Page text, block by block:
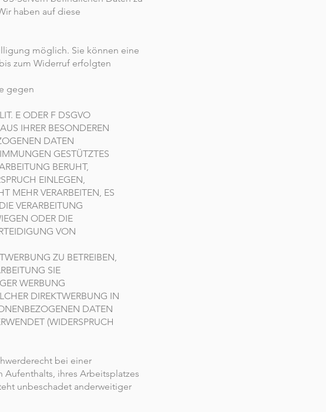
haben auf diese
möglich. Sie können eine
zum Widerruf erfolgten
gegen
E ODER F DSGVO
IHRER BESONDEREN
DATEN
GESTÜTZTES
BERUHT,
EINLEGEN,
MEHR VERARBEITEN, ES
VERARBEITUNG
ODER DIE
VON
ZU BETREIBEN,
SIE
WERBUNG
DIREKTWERBUNG IN
DATEN
(WIDERSPRUCH
bei einer
ihres Arbeitsplatzes
unbeschadet anderweitiger